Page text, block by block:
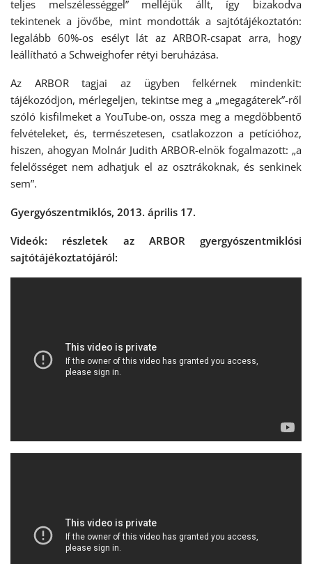
teljes melszélességgel” melléjük állt, így bizakodva
tekintenek a jövőbe, mint mondották a sajtótájékoztatón:
legalább 60%-os esélyt lát az ARBOR-csapat arra, hogy
leállítható a Schweighofer rétyi beruházása.
Az ARBOR tagjai az ügyben felkérnek mindenkit:
tájékozódjon, mérlegeljen, tekintse meg a „megagáterek”-ről
szóló kisfilmeket a YouTube-on, ossza meg a megdöbbentő
felvételeket, és, természetesen, csatlakozzon a petícióhoz,
hiszen, ahogyan Molnár Judith ARBOR-elnök fogalmazott: „a
felelősséget nem adhatjuk el az osztrákoknak, és senkinek
sem”.
Gyergyószentmiklós, 2013. április 17.
Videók: részletek az ARBOR gyergyószentmiklósi
sajtótájékoztatójáról: